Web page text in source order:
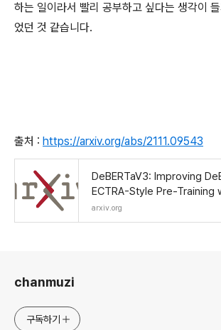
하는 일이라서 빨리 공부하고 싶다는 생각이
었던 것 같습니다.
출처 : https://arxiv.org/abs/2111.09543
DeBERTaV3: Improving
ECTRA-Style Pre-Training
isentangled Embedding
arxiv.org
chanmuzi
구독하기